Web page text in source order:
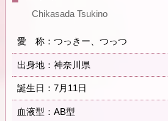
Chikasada Tsukino
愛 称：つっきー、つっつ
出身地：神奈川県
誕生日：7月11日
血液型：AB型